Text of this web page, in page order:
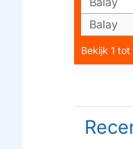
Balay
Bekijk 1